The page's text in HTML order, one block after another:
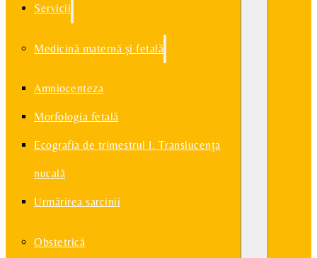
Servicii
Medicină maternă și fetală
Amniocenteza
Morfologia fetală
Ecografia de trimestrul I. Translucenţa
nucală
Urmărirea sarcinii
Obstetrică